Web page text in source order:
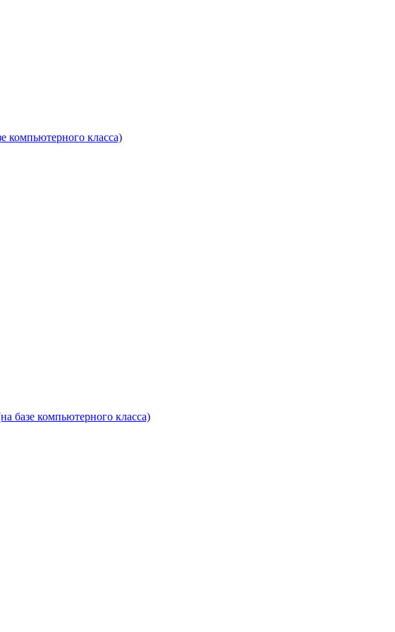
компьютерного класса)
базе компьютерного класса)